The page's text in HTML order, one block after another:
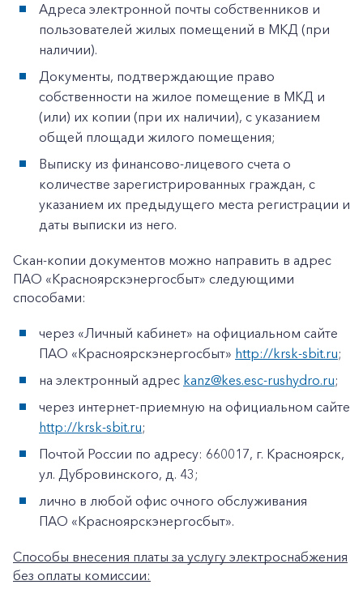
Адреса электронной почты собственников и
пользователей жилых помещений в МКД (при
наличии).
Документы, подтверждающие право
собственности на жилое помещение в МКД и
(или) их копии (при их наличии), с указанием
общей площади жилого помещения;
Выписку из финансово-лицевого счета о
количестве зарегистрированных граждан, с
указанием их предыдущего места регистрации и
даты выписки из него.
Скан-копии документов можно направить в адрес
ПАО «Красноярскэнергосбыт» следующими
способами:
через «Личный кабинет» на официальном сайте
ПАО «Красноярскэнергосбыт» http://krsk-sbit.ru;
на электронный адрес kanz@kes.esc-rushydro.ru;
через интернет-приемную на официальном сайте
http://krsk-sbit.ru;
Почтой России по адресу: 660017, г. Красноярск,
ул. Дубровинского, д. 43;
лично в любой офис очного обслуживания
ПАО «Красноярскэнергосбыт».
Способы внесения платы за услугу электроснабжения
без оплаты комиссии: